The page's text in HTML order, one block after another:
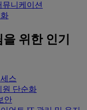
니케이션
위한 인기
스
원 단순화
안